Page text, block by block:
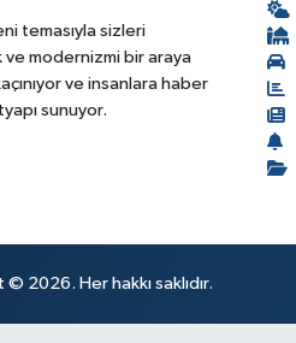
temasıyla sizleri
modernizmi bir araya
ve insanlara haber
sunuyor.
2026. Her hakkı saklıdır.